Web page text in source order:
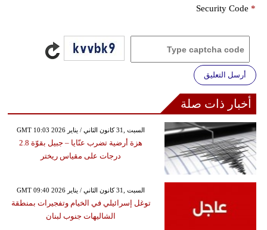
Security Code *
أرسل التعليق
أخبار ذات صلة
GMT 10:03 2026 السبت ,31 كانون الثاني / يناير
هزة أرضية تضرب عنّايا – جبيل بقوّة 2.8
درجات على مقياس ريختر
GMT 09:40 2026 السبت ,31 كانون الثاني / يناير
توغل إسرائيلي في الخيام وتفجيرات بمنطقة
الشاليهات جنوب لبنان